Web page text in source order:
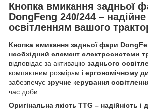
Кнопка вмикання задньої
DongFeng 240/244 –
освітленням вашого
Кнопка вмикання задньої фари
необхідний елемент електросистеми
відповідає за активацію заднього
компактним розмірам і ергономічному
забезпечує зручне керування
час доби.
Оригінальна якість TTG – надійність і